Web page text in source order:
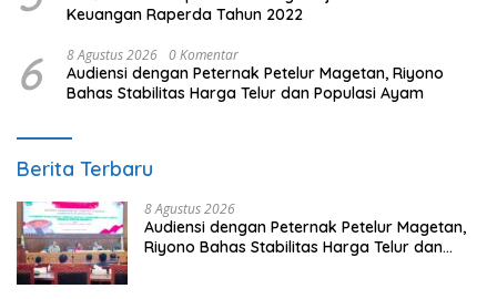
Keuangan Raperda Tahun 2022
6 8 Agustus 2026 0 Komentar
Audiensi dengan Peternak Petelur Magetan, Riyono
Bahas Stabilitas Harga Telur dan Populasi Ayam
Berita Terbaru
8 Agustus 2026
Audiensi dengan Peternak Petelur Magetan,
Riyono Bahas Stabilitas Harga Telur dan